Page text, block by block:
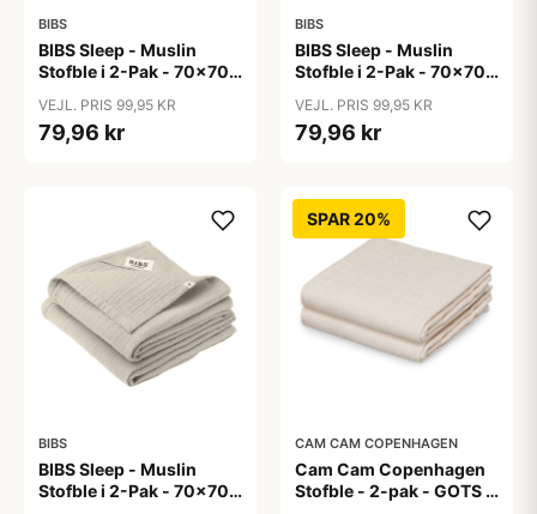
BIBS
BIBS Sleep - Muslin
Stofble i 2-Pak - 70x70
VEJL. PRIS 99,95 KR
79,96 kr
BIBS
BIBS Sleep - Muslin
Stofble i 2-Pak - 70x70
VEJL. PRIS 99,95 KR
79,96 kr
BIBS
BIBS Sleep - Muslin
Stofble i 2-Pak - 70x70
SPAR 20%
CAM CAM COPENHAGEN
Cam Cam Copenhagen
Stofble - 2-pak - GOTS -